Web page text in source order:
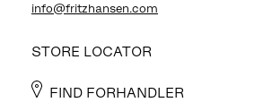
info@fritzhansen.com
STORE LOCATOR
FIND FORHANDLER